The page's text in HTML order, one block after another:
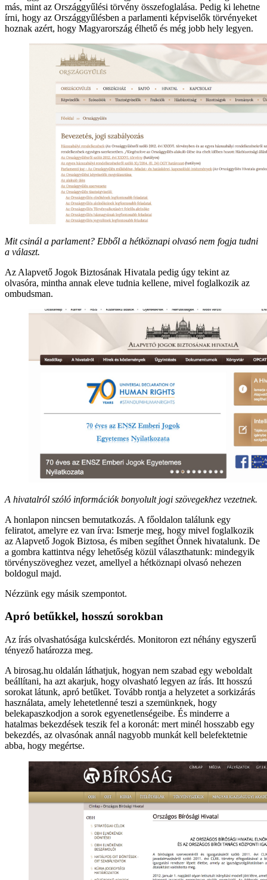
más, mint az Országgyűlési törvény összefoglalása. Pedig ki lehetne
írni, hogy az Országgyűlésben a parlamenti képviselők törvényeket
hoznak azért, hogy Magyarország élhető és még jobb hely legyen.
Mit csinál a parlament? Ebből a hétköznapi olvasó nem fogja tudni
a választ.
Az Alapvető Jogok Biztosának Hivatala pedig úgy tekint az
olvasóra, mintha annak eleve tudnia kellene, mivel foglalkozik az
ombudsman.
A hivatalról szóló információk bonyolult jogi szövegekhez vezetnek.
A honlapon nincsen bemutatkozás. A főoldalon találunk egy
feliratot, amelyre ez van írva: Ismerje meg, hogy mivel foglalkozik
az Alapvető Jogok Biztosa, és miben segíthet Önnek hivatalunk. De
a gombra kattintva négy lehetőség közül választhatunk: mindegyik
törvényszöveghez vezet, amellyel a hétköznapi olvasó nehezen
boldogul majd.
Nézzünk egy másik szempontot.
Apró betűkkel, hosszú sorokban
Az írás olvashatósága kulcskérdés. Monitoron ezt néhány egyszerű
tényező határozza meg.
A birosag.hu oldalán láthatjuk, hogyan nem szabad egy weboldalt
beállítani, ha azt akarjuk, hogy olvasható legyen az írás. Itt hosszú
sorokat látunk, apró betűket. Tovább rontja a helyzetet a sorkizárás
használata, amely lehetetlenné teszi a szemünknek, hogy
belekapaszkodjon a sorok egyenetlenségeibe. És minderre a
hatalmas bekezdések teszik fel a koronát: mert minél hosszabb egy
bekezdés, az olvasónak annál nagyobb munkát kell belefektetnie
abba, hogy megértse.